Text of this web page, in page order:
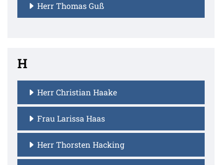
Herr Thomas Guß
H
Herr Christian Haake
Frau Larissa Haas
Herr Thorsten Hacking